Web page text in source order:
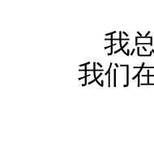
我
我们